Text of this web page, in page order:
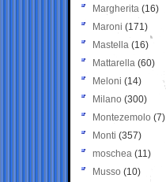
Margherita (16)
Maroni (171)
Mastella (16)
Mattarella (60)
Meloni (14)
Milano (300)
Montezemolo (7)
Monti (357)
moschea (11)
Musso (10)